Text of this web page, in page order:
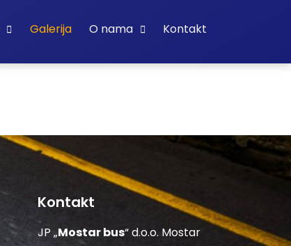
Galerija O nama Kontakt
Kontakt
JP „Mostar bus“ d.o.o. Mostar